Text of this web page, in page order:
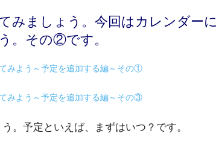
みましょう。今回はカレンダーに
。その②です。
みよう～予定を追加する編～その①
みよう～予定を追加する編～その③
。予定といえば、まずはいつ？です。